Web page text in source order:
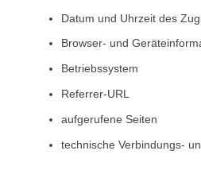
Datum und Uhrzeit des
Browser- und
Betriebssystem
Referrer-URL
aufgerufene Seiten
technische Verbindungs-